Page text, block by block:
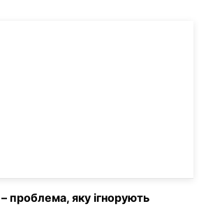
проблема, яку ігнорують